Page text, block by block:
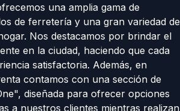
una amplia gama de
de ferretería y una gran variedad de
Nos destacamos por brindar el
en la ciudad, haciendo que cada
satisfactoria. Además, en
contamos con una sección de
diseñada para ofrecer opciones
a nuestros clientes mientras realizan